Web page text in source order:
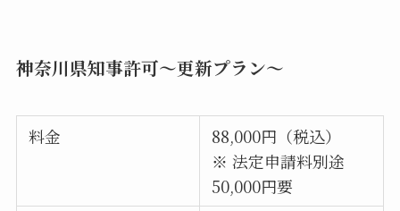
神奈川県知事許可～更新プラン～
料金
88,000円（税込）
※ 法定申請料別途
50,000円要